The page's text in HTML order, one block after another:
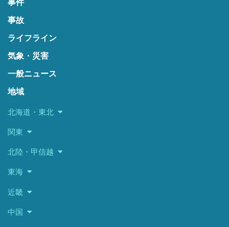
事件
事故
ライフライン
気象・災害
一般ニュース
地域
北海道・東北
関東
北陸・甲信越
東海
近畿
中国